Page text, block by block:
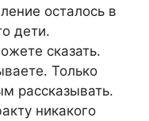
осталось в
дети.
сказать.
Только
рассказывать.
никакого